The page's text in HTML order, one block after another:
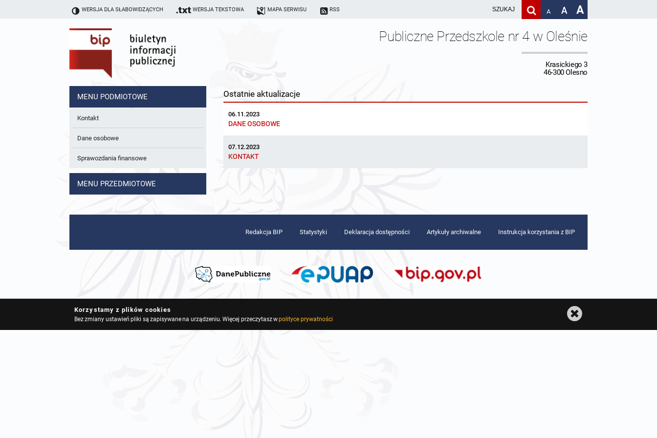
WERSJA DLA SŁABOWIDZĄCYCH WERSJA TEKSTOWA MAPA SERWISU RSS A A A
Publiczne Przedszkole nr 4 w Oleśnie
Krasickiego 3
46-300 Olesno
MENU PODMIOTOWE
Kontakt
Dane osobowe
Sprawozdania finansowe
MENU PRZEDMIOTOWE
Ostatnie aktualizacje
06.11.2023
DANE OSOBOWE
07.12.2023
KONTAKT
Redakcja BIP Statystyki Deklaracja dostępności Artykuły archiwalne Instrukcja korzystania z BIP
Korzystamy z plików cookies
Bez zmiany ustawień pliki są zapisywane na urządzeniu. Więcej przeczytasz wpolityce prywatności